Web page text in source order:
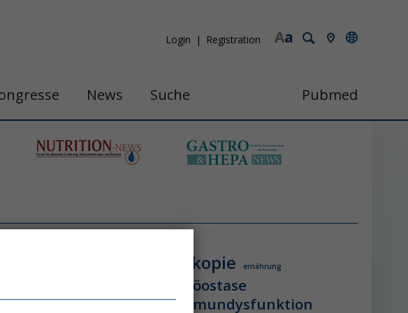
a
A
Login Registration
News Suche Pubmed
endoskopie ernährung
homöostase
optimierung ihca immundysfunktion